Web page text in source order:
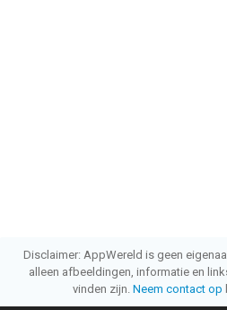
Disclaimer: AppWereld is geen
alleen afbeeldingen, informatie en
vinden zijn. Neem contact op